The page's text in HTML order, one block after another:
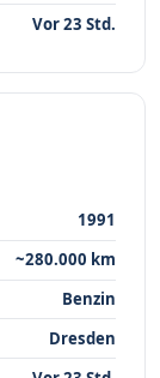
Vor 23 Std.
1991
~280.000 km
Benzin
Dresden